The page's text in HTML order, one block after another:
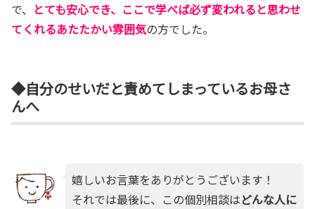
で、 とても安心でき、ここで学べば必ず変われると思わせ
てくれるあたたかい雰囲気の方でした。
◆自分のせいだと責めてしまっているお母さ
んへ
嬉しいお言葉をありがとうございます！
それでは最後に、この個別相談はどんな人に